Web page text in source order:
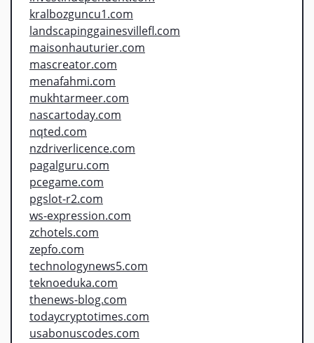
kralbozguncu1.com
landscapinggainesvillefl.com
maisonhauturier.com
mascreator.com
menafahmi.com
mukhtarmeer.com
nascartoday.com
nqted.com
nzdriverlicence.com
pagalguru.com
pcegame.com
pgslot-r2.com
ws-expression.com
zchotels.com
zepfo.com
technologynews5.com
teknoeduka.com
thenews-blog.com
todaycryptotimes.com
usabonuscodes.com